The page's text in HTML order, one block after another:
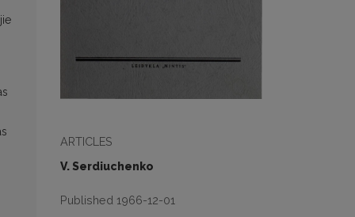
ARTICLES
V. Serdiuchenko
Published 1966-12-01